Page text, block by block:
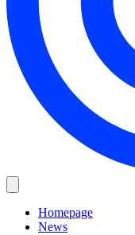
Homepage
News